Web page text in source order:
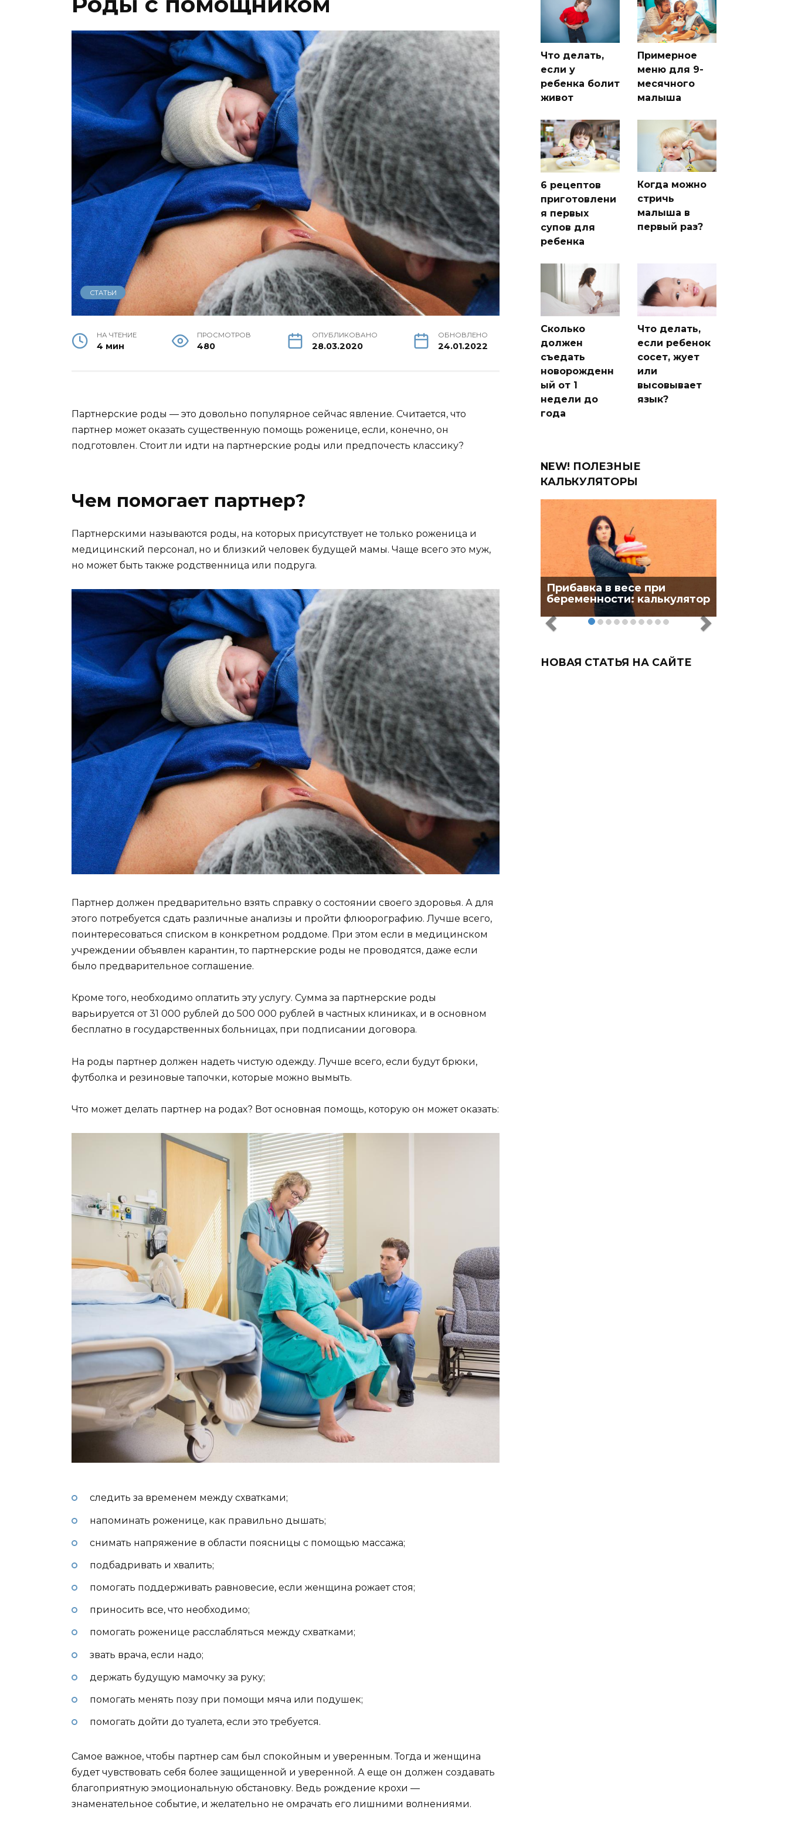
СТАТЬИ
НА ЧТЕНИЕ
4 мин
ПРОСМОТРОВ
480
ОПУБЛИКОВАНО
28.03.2020
ОБНОВЛЕНО
24.01.2022
Партнерские роды — это довольно популярное сейчас явление. Считается, что
партнер может оказать существенную помощь роженице, если, конечно, он
подготовлен. Стоит ли идти на партнерские роды или предпочесть классику?
Чем помогает партнер?
Партнерскими называются роды, на которых присутствует не только роженица и
медицинский персонал, но и близкий человек будущей мамы. Чаще всего это муж,
но может быть также родственница или подруга.
Партнер должен предварительно взять справку о состоянии своего здоровья. А для
этого потребуется сдать различные анализы и пройти флюорографию. Лучше всего,
поинтересоваться списком в конкретном роддоме. При этом если в медицинском
учреждении объявлен карантин, то партнерские роды не проводятся, даже если
было предварительное соглашение.
Кроме того, необходимо оплатить эту услугу. Сумма за партнерские роды
варьируется от 31 000 рублей до 500 000 рублей в частных клиниках, и в основном
бесплатно в государственных больницах, при подписании договора.
На роды партнер должен надеть чистую одежду. Лучше всего, если будут брюки,
футболка и резиновые тапочки, которые можно вымыть.
Что может делать партнер на родах? Вот основная помощь, которую он может оказать:
следить за временем между схватками;
напоминать роженице, как правильно дышать;
снимать напряжение в области поясницы с помощью массажа;
подбадривать и хвалить;
помогать поддерживать равновесие, если женщина рожает стоя;
приносить все, что необходимо;
помогать роженице расслабляться между схватками;
звать врача, если надо;
держать будущую мамочку за руку;
помогать менять позу при помощи мяча или подушек;
помогать дойти до туалета, если это требуется.
Самое важное, чтобы партнер сам был спокойным и уверенным. Тогда и женщина
будет чувствовать себя более защищенной и уверенной. А еще он должен создавать
благоприятную эмоциональную обстановку. Ведь рождение крохи —
знаменательное событие, и желательно не омрачать его лишними волнениями.
Что делать,
если у
ребенка болит
живот
Примерное
меню для 9-
месячного
малыша
6 рецептов
приготовлени
я первых
супов для
ребенка
Когда можно
стричь
малыша в
первый раз?
Сколько
должен
съедать
новорожденн
ый от 1
недели до
года
Что делать,
если ребенок
сосет, жует
или
высовывает
язык?
NEW! ПОЛЕЗНЫЕ
КАЛЬКУЛЯТОРЫ
Прибавка в весе при
беременности: калькулятор
НОВАЯ СТАТЬЯ НА САЙТЕ